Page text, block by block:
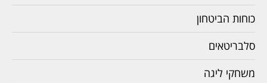
כוחות הביטחון
סלבריטאים
משחקי ליגה